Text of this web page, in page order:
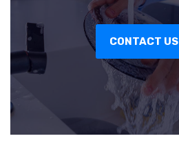
CONTACT US